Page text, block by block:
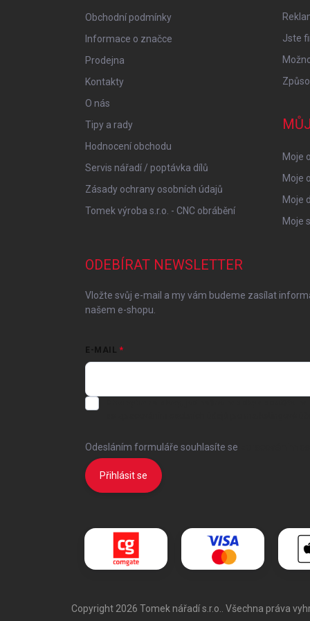
Obchodní podmínky
Informace o značce
Prodejna
Kontakty
O nás
Tipy a rady
Hodnocení obchodu
Servis nářadí / poptávka dílů
Zásady ochrany osobních údajů
Tomek výroba s.r.o. - CNC obrábění
Jste
Moje
Moje
Moje
Moje
ODEBÍRAT NEWSLETTER
Vložte svůj e-mail a my vám budeme zasílat
našem e-shopu.
E-MAIL
Odesláním formuláře souhlasíte se
Přihlásit se
Copyright 2026 Tomek nářadí s.r.o. . Všechna práva